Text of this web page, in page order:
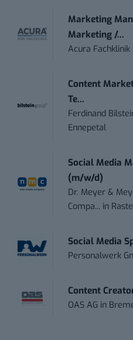
Marketing
Marketing /...
Acura Fachklinik
Content
Te...
Ferdinand
Ennepetal
Social Media
(m/w/d)
Dr. Meyer &
Compa... in
Social Media
Personalwerk
Content
OAS AG in